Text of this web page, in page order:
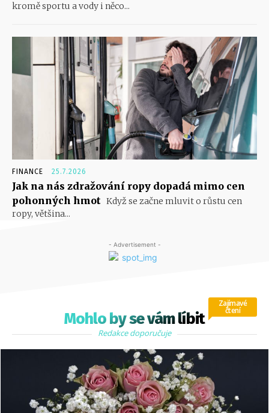
kromě sportu a vody i něco...
FINANCE 25.7.2026
Jak na nás zdražování ropy dopadá mimo cen
pohonných hmot Když se začne mluvit o růstu cen
ropy, většina...
- Advertisement -
Mohlo by se vám líbit
Zajímavé
čtení
Redakce doporučuje